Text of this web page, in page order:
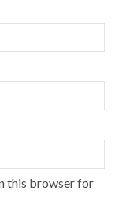
this browser for